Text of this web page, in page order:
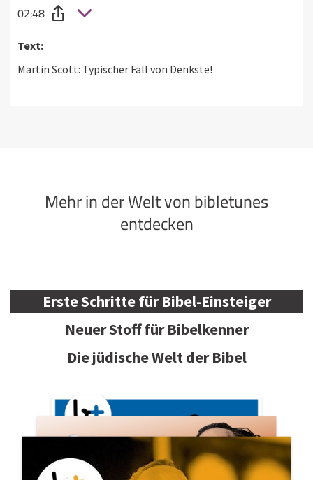
02:48
Text:
Martin Scott: Typischer Fall von Denkste!
Mehr in der Welt von bibletunes
entdecken
Erste Schritte für Bibel-Einsteiger
Neuer Stoff für Bibelkenner
Die jüdische Welt der Bibel